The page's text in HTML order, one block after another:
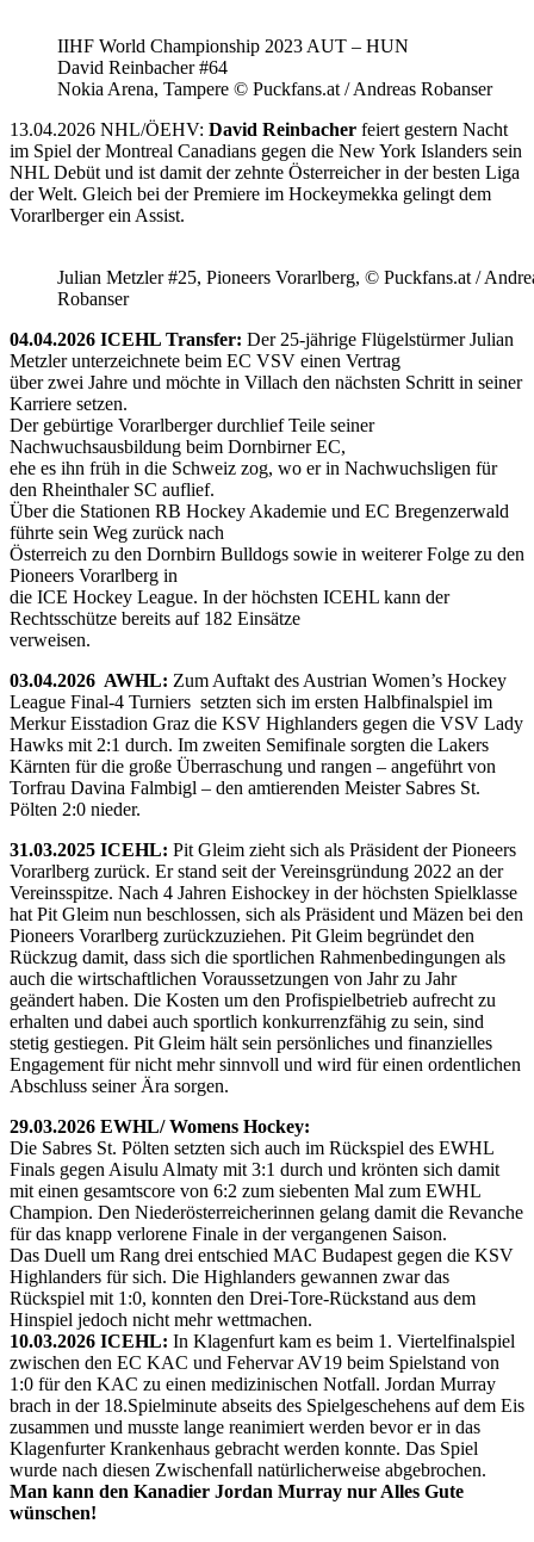
IIHF World Championship 2023 AUT – HUN
David Reinbacher #64
Nokia Arena, Tampere © Puckfans.at / Andreas Robanser
13.04.2026 NHL/ÖEHV: David Reinbacher feiert gestern Nacht
im Spiel der Montreal Canadians gegen die New York Islanders sein
NHL Debüt und ist damit der zehnte Österreicher in der besten Liga
der Welt. Gleich bei der Premiere im Hockeymekka gelingt dem
Vorarlberger ein Assist.
Julian Metzler #25, Pioneers Vorarlberg, © Puckfans.at /
Robanser
04.04.2026 ICEHL Transfer: Der 25-jährige Flügelstürmer Julian
Metzler unterzeichnete beim EC VSV einen Vertrag
über zwei Jahre und möchte in Villach den nächsten Schritt in seiner
Karriere setzen.
Der gebürtige Vorarlberger durchlief Teile seiner
Nachwuchsausbildung beim Dornbirner EC,
ehe es ihn früh in die Schweiz zog, wo er in Nachwuchsligen für
den Rheinthaler SC auflief.
Über die Stationen RB Hockey Akademie und EC Bregenzerwald
führte sein Weg zurück nach
Österreich zu den Dornbirn Bulldogs sowie in weiterer Folge zu den
Pioneers Vorarlberg in
die ICE Hockey League. In der höchsten ICEHL kann der
Rechtsschütze bereits auf 182 Einsätze
verweisen.
03.04.2026 AWHL: Zum Auftakt des Austrian Women’s Hockey
League Final-4 Turniers setzten sich im ersten Halbfinalspiel im
Merkur Eisstadion Graz die KSV Highlanders gegen die VSV Lady
Hawks mit 2:1 durch. Im zweiten Semifinale sorgten die Lakers
Kärnten für die große Überraschung und rangen – angeführt von
Torfrau Davina Falmbigl – den amtierenden Meister Sabres St.
Pölten 2:0 nieder.
31.03.2025 ICEHL: Pit Gleim zieht sich als Präsident der Pioneers
Vorarlberg zurück. Er stand seit der Vereinsgründung 2022 an der
Vereinsspitze. Nach 4 Jahren Eishockey in der höchsten Spielklasse
hat Pit Gleim nun beschlossen, sich als Präsident und Mäzen bei den
Pioneers Vorarlberg zurückzuziehen. Pit Gleim begründet den
Rückzug damit, dass sich die sportlichen Rahmenbedingungen als
auch die wirtschaftlichen Voraussetzungen von Jahr zu Jahr
geändert haben. Die Kosten um den Profispielbetrieb aufrecht zu
erhalten und dabei auch sportlich konkurrenzfähig zu sein, sind
stetig gestiegen. Pit Gleim hält sein persönliches und finanzielles
Engagement für nicht mehr sinnvoll und wird für einen ordentlichen
Abschluss seiner Ära sorgen.
29.03.2026 EWHL/ Womens Hockey:
Die Sabres St. Pölten setzten sich auch im Rückspiel des EWHL
Finals gegen Aisulu Almaty mit 3:1 durch und krönten sich damit
mit einen gesamtscore von 6:2 zum siebenten Mal zum EWHL
Champion. Den Niederösterreicherinnen gelang damit die Revanche
für das knapp verlorene Finale in der vergangenen Saison.
Das Duell um Rang drei entschied MAC Budapest gegen die KSV
Highlanders für sich. Die Highlanders gewannen zwar das
Rückspiel mit 1:0, konnten den Drei-Tore-Rückstand aus dem
Hinspiel jedoch nicht mehr wettmachen.
10.03.2026 ICEHL: In Klagenfurt kam es beim 1. Viertelfinalspiel
zwischen den EC KAC und Fehervar AV19 beim Spielstand von
1:0 für den KAC zu einen medizinischen Notfall. Jordan Murray
brach in der 18.Spielminute abseits des Spielgeschehens auf dem Eis
zusammen und musste lange reanimiert werden bevor er in das
Klagenfurter Krankenhaus gebracht werden konnte. Das Spiel
wurde nach diesen Zwischenfall natürlicherweise abgebrochen.
Man kann den Kanadier Jordan Murray nur Alles Gute
wünschen!